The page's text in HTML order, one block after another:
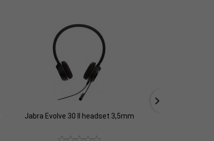
Jabra Evolve 30 II headset 3,5mm